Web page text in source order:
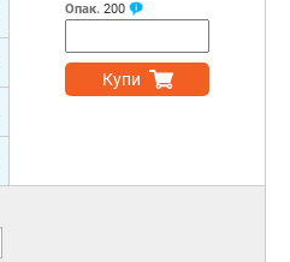
Опак. 200
Купи